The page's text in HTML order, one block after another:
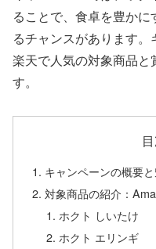
ることで、食卓を豊かに
るチャンスがあります
楽天で人気の対象商品と
す。
キャンペーンの概要
対象商品の紹介：
ホクト しいたけ
ホクト エリンギ